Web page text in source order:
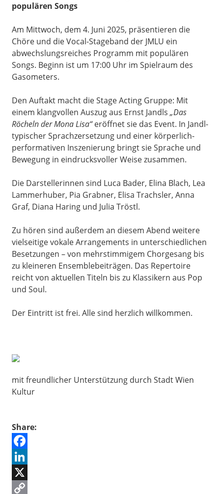
populären Songs
Am Mittwoch, dem 4. Juni 2025, präsentieren die
Chöre und die Vocal-Stageband der JMLU ein
abwechslungsreiches Programm mit populären
Songs. Beginn ist um 17:00 Uhr im Spielraum des
Gasometers.
Den Auftakt macht die Stage Acting Gruppe: Mit
einem klangvollen Auszug aus Ernst Jandls „Das
Röcheln der Mona Lisa“eröffnet sie das Event. In Jandl-
typischer Sprachzersetzung und einer körperlich-
performativen Inszenierung bringt sie Sprache und
Bewegung in eindrucksvoller Weise zusammen.
Die Darstellerinnen sind Luca Bader, Elina Blach, Lea
Lammerhuber, Pia Grabner, Elisa Trachsler, Anna
Graf, Diana Haring und Julia Tröstl.
Zu hören sind außerdem an diesem Abend weitere
vielseitige vokale Arrangements in unterschiedlichen
Besetzungen – von mehrstimmigem Chorgesang bis
zu kleineren Ensemblebeiträgen. Das Repertoire
reicht von aktuellen Titeln bis zu Klassikern aus Pop
und Soul.
Der Eintritt ist frei. Alle sind herzlich willkommen.
mit freundlicher Unterstützung durch Stadt Wien
Kultur
Share:
Facebook
LinkedIn
X